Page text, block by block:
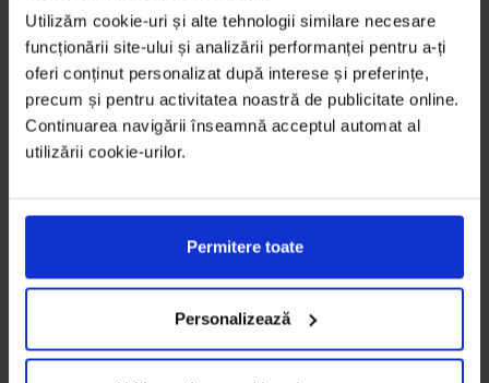
Utilizăm cookie-uri și alte tehnologii similare necesare
funcționării site-ului și analizării performanței pentru a-ți
oferi conținut personalizat după interese și preferințe,
precum și pentru activitatea noastră de publicitate online.
Continuarea navigării înseamnă acceptul automat al
utilizării cookie-urilor.
Permitere toate
Personalizează